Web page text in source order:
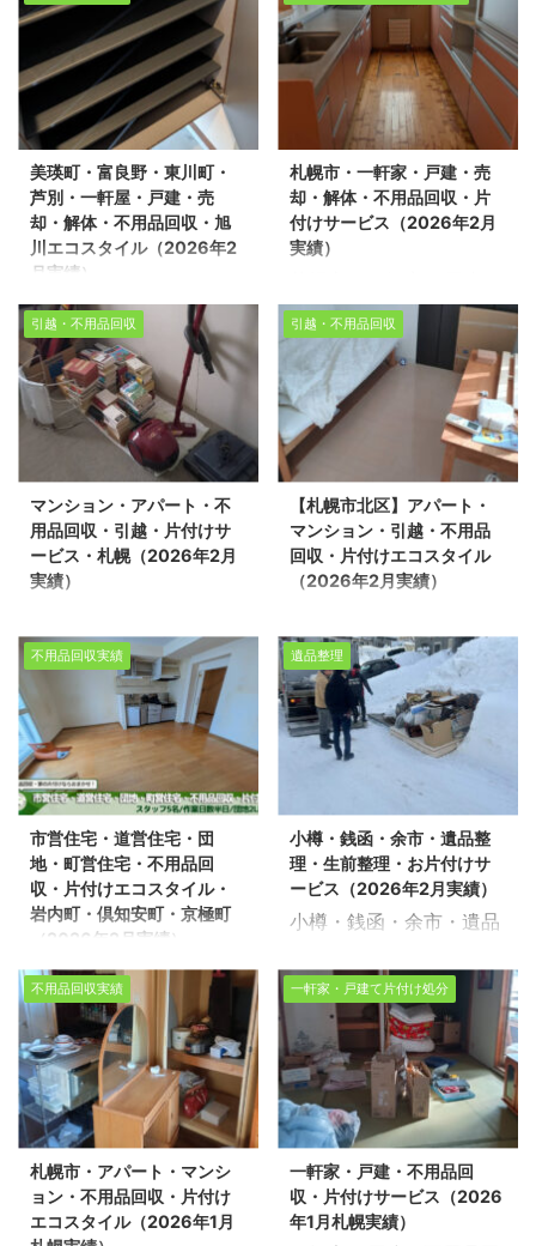
美瑛町・富良野・東川町・
芦別・一軒屋・戸建・売
却・解体・不用品回収・旭
川エコスタイル（2026年2
月実績）
美瑛町・富良野・東川
町・芦別・一軒屋・戸
建・売却・解体・不用品
回収・旭川エコスタイル
（2026年2月実績） 生
活応援エコスタイルで
は、旭川エリアを中心
に、不用品回収・遺品整
理・家の片付けを行って
おります。 今回は、美瑛
町にて引越しに伴う戸建
担当させていただきまし
た。 「引越しまで時間が
ない」 「物置の中まで手
が回らない」 「売却や解
体も視野に入れて整理し
たい」 このようなご相談
を多くいただいておりま
す。
スタッフ：3名
作業時間：4時間
対象：戸建2LDK＋物置
室内の家 ...
札幌市・一軒家・戸建・売
却・解体・不用品回収・片
付けサービス（2026年2月
実績）
売却・解体・不用品回
収・片付けサービス
（2026年2月実績） 生
活応援エコスタイルで
は、不用品回収・遺品整
理・家の片付けを行って
おります。今回は、市内
の戸建住宅にて、売却を
予定している一軒家の不
用品回収作業を環境事業
公社と連携し対応させて
を決めたものの、家財が
そのまま残っている」
「解体前にすべて整理し
ておきたい」このような
お悩みを抱えている方か
らのご相談が増えていま
す。
スタッフ：5名
作業日数：2日間
対象：戸建4LDK平屋・
車庫・物置付き 建物内だ
引越・不用品回収
マンション・アパート・不
用品回収・引越・片付けサ
ービス・札幌（2026年2月
実績）
不用品回収・引越・片付
けサービス・札幌
（2026年2月実績） 札
幌市北区で引越に伴う片
付け作業を環境事業公社
とさせて頂きました 。 ※
スタッフ3名/作業時間30
分/マンション1LDK 今回
は環境事業公社と連携
し、法令を遵守した適切
な処分を行っております
自身では運び出しが難し
い大型家具・家電の処分
も、経験豊富なスタッフ
がスピーディーに解決い
たします。 不用品回収や
遺品整理の実績多数ござ
います！お客様一人ひと
りの想いに応える丁寧な
対応！ぜひ「生活応援エ
引越・不用品回収
【札幌市北区】アパート・
マンション・引越・不用品
回収・片付けエコスタイル
（2026年2月実績）
ション・不用品回収・片
付けエコスタイル
（2026年2月実績） 札
幌市北区で引越に伴うマ
ンションの不用品回収を
環境事業公社とさせて頂
きました。 札幌市北区に
て、お引越しに伴うマン
ションの不用品回収を実
施いたしました。生活応
援エコスタイルの強みで
かし、スタッフ4名体制
で2LDKのお部屋をわず
か1時間でスッキリと片
付けました 。 今回は環
境事業公社と連携し、法
令を遵守した適切な処分
を行っております 。お急
ぎの片付けや、ご自身で
は運び出しが難しい大型
不用品回収実績
市営住宅・道営住宅・団
地・町営住宅・不用品回
収・片付けエコスタイル・
岩内町・倶知安町・京極町
（2026年2月実績）
市営住宅・道営住宅・団
地・町営住宅・不用品回
収・片付けエコスタイ
ル・岩内町・倶知安町・
京極町（2026年2月実
績） 生活応援エコスタイ
ルでは不用品回収・遺品
整理・家の片付けを行っ
ております。 今回は、岩
内町の団地で不用品回収
遺品整理
小樽・銭函・余市・遺品整
理・生前整理・お片付けサ
ービス（2026年2月実績）
小樽・銭函・余市・遺品
けサービス（2026年2月
実績） 生活応援エコスタ
イルでは不用品回収・遺
品整理・家の片付けを行
っております。 今回は、
小樽市で遺品整理の片付
け作業を一般廃収集業者
とさせて頂きました。 ※
スタッフ4名/作業日数1
日半/マンション2LDK・
不用品回収実績
札幌市・アパート・マンシ
ョン・不用品回収・片付け
エコスタイル（2026年1月
一軒家・戸建て片付け処分
一軒家・戸建・不用品回
収・片付けサービス（2026
年1月札幌実績）